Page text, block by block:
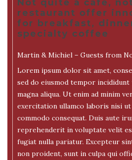
Not quite a cafe,
restaurant offer
for breakfast,
specialty coffee
Martin & Michiel – Guests from
Lorem ipsum dolor sit amet,
sed do eiusmod tempor
magna aliqua. Ut enim ad minim
exercitation ullamco laboris nisi ut
commodo consequat. Duis aute
reprehenderit in voluptate velit
fugiat nulla pariatur. Excepteur
non proident, sunt in culpa qui